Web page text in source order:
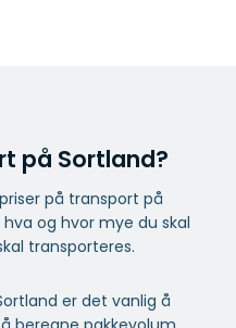
på Sortland?
på transport på
og hvor mye du skal
transporteres.
er det vanlig å